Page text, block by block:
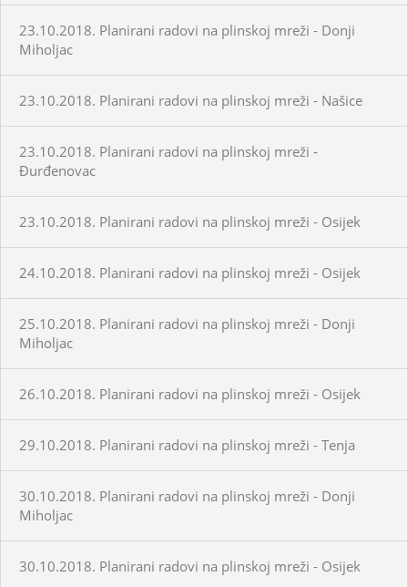
23.10.2018. Planirani radovi na plinskoj mreži - Donji
Miholjac
23.10.2018. Planirani radovi na plinskoj mreži - Našice
23.10.2018. Planirani radovi na plinskoj mreži -
Đurđenovac
23.10.2018. Planirani radovi na plinskoj mreži - Osijek
24.10.2018. Planirani radovi na plinskoj mreži - Osijek
25.10.2018. Planirani radovi na plinskoj mreži - Donji
Miholjac
26.10.2018. Planirani radovi na plinskoj mreži - Osijek
29.10.2018. Planirani radovi na plinskoj mreži - Tenja
30.10.2018. Planirani radovi na plinskoj mreži - Donji
Miholjac
30.10.2018. Planirani radovi na plinskoj mreži - Osijek